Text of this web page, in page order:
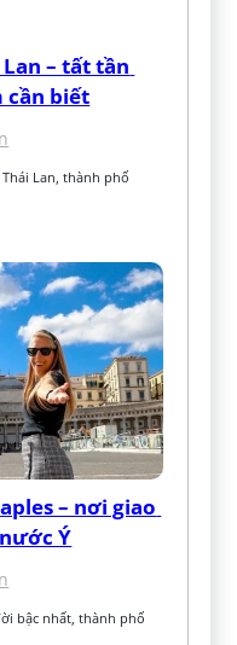
– tất tần
cần biết
Lan, thành phố
– nơi giao
Ý
bậc nhất, thành phố